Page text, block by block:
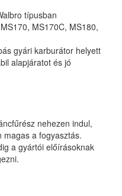
típusban
MS170C, MS180,
gyári karburátor helyett
alapjáratot és jó
nehezen indul,
magas a fogyasztás.
a gyártói előírásoknak